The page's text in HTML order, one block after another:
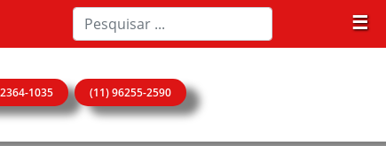
☰
1035 (11) 96255-2590